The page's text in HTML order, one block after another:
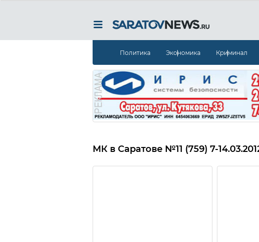
Политика Экономика Криминал
МК в Саратове №11 (759) 7-